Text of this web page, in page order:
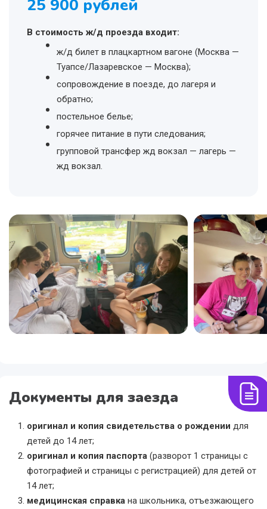
25 900 рублей
В стоимость ж/д проезда входит:
ж/д билет в плацкартном вагоне (Москва —
Туапсе/Лазаревское — Москва);
сопровождение в поезде, до лагеря и
обратно;
постельное белье;
горячее питание в пути следования;
групповой трансфер жд вокзал — лагерь —
жд вокзал.
Документы для заезда
оригинал и копия свидетельства о рождении для
детей до 14 лет;
оригинал и копия паспорта (разворот 1 страницы с
фотографией и страницы с регистрацией) для детей от
14 лет;
медицинская справка на школьника, отъезжающего